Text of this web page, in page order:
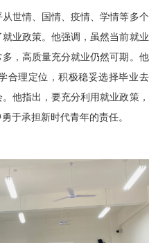
从世情、国情、疫情、学情等多个
业政策。他强调，虽然当前就业
，高质量充分就业仍然可期。他
合理定位，积极稳妥选择毕业去
他指出，要充分利用就业政策，
于承担新时代青年的责任。